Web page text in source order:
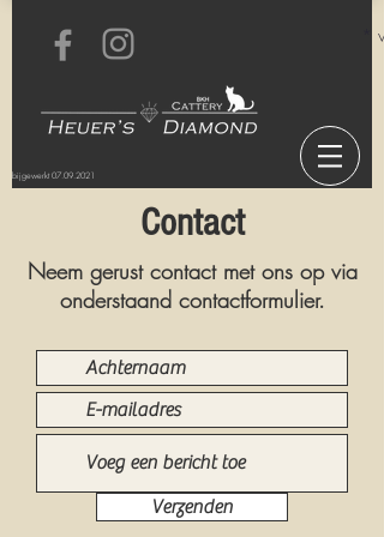
bijgewerkt 07.09.2021
*
Contact
Neem gerust contact met ons op via
onderstaand contactformulier.
Verzenden